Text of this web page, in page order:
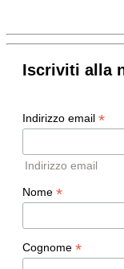
Iscriviti alla
Indirizzo email *
Indirizzo email
Nome *
Cognome *